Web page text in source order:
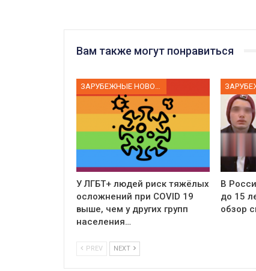
Вам также могут понравиться
ЗАРУБЕЖНЫЕ НОВОСТИ
У ЛГБТ+ людей риск тяжёлых
осложнений при COVID 19
выше, чем у других групп
населения…
В
до 15
обзор
PREV NEXT